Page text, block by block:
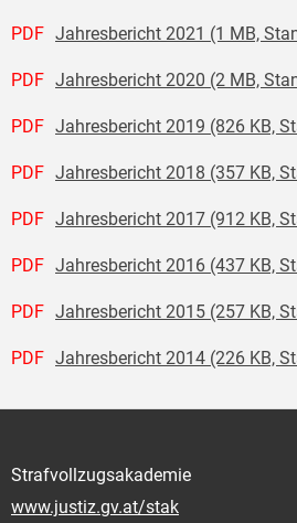
PDF Jahresbericht 2021 (1 MB,
PDF Jahresbericht 2020 (2 MB,
PDF Jahresbericht 2019 (826 KB,
PDF Jahresbericht 2018 (357 KB,
PDF Jahresbericht 2017 (912 KB,
PDF Jahresbericht 2016 (437 KB,
PDF Jahresbericht 2015 (257 KB,
PDF Jahresbericht 2014 (226 KB,
Strafvollzugsakademie
www.justiz.gv.at/stak